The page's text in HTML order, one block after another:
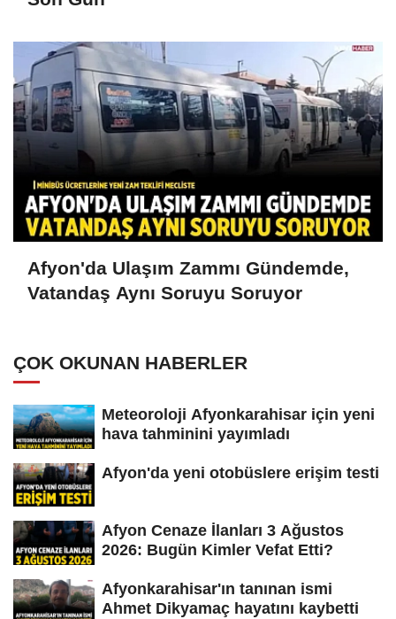
Afyon'da Ulaşım Zammı Gündemde,
Vatandaş Aynı Soruyu Soruyor
ÇOK OKUNAN HABERLER
Meteoroloji Afyonkarahisar için yeni
hava tahminini yayımladı
Afyon'da yeni otobüslere erişim testi
Afyon Cenaze İlanları 3 Ağustos
2026: Bugün Kimler Vefat Etti?
Afyonkarahisar'ın tanınan ismi
Ahmet Dikyamaç hayatını kaybetti